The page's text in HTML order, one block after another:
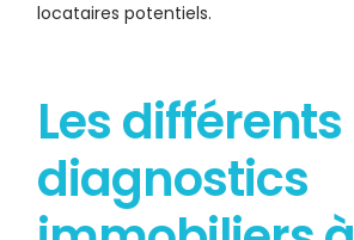
locataires potentiels.
Les différents
diagnostics